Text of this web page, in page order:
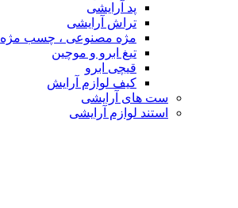
پد آرایشی
تراش آرایشی
مژه مصنوعی ، چسب مژه
تیغ ابرو و موچین
قیچی ابرو
کیف لوازم آرایش
ست های آرایشی
استند لوازم آرایشی